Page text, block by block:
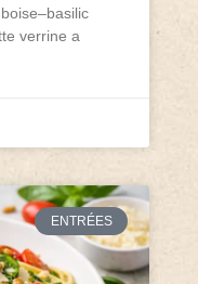
verrine a
ENTRÉES